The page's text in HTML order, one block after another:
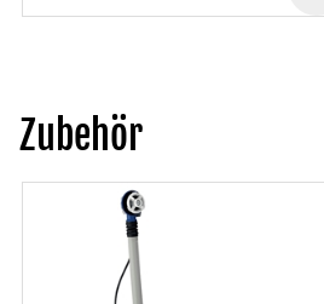
Zubehör